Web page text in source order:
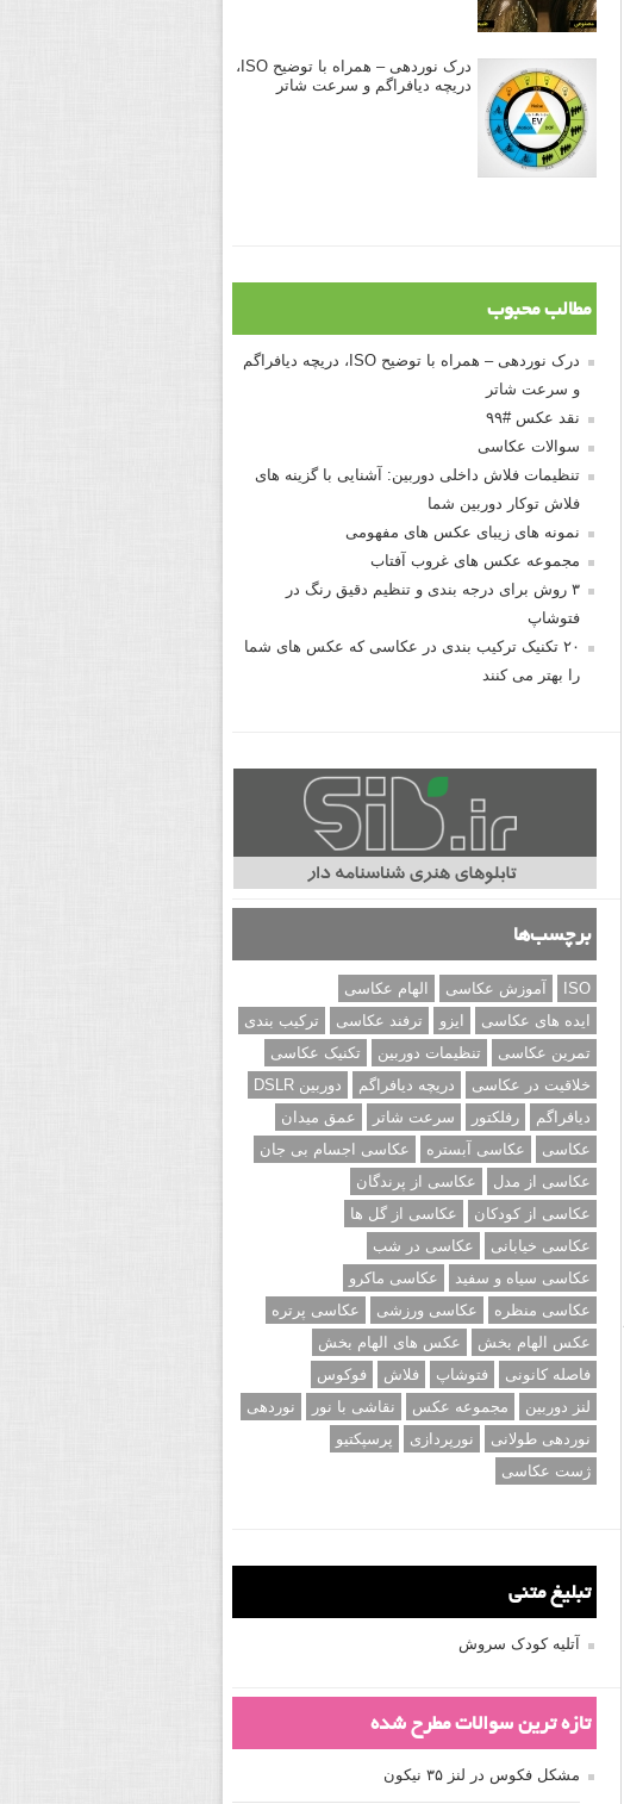
درک نوردهی – همراه با توضیح ISO،
دریچه دیافراگم و سرعت شاتر
مطالب محبوب
درک نوردهی – همراه با توضیح ISO، دریچه دیافراگم
و سرعت شاتر
نقد عکس #۹۹
سوالات عکاسی
تنظیمات فلاش داخلی دوربین: آشنایی با گزینه های
فلاش توکار دوربین شما
نمونه های زیبای عکس های مفهومی
مجموعه عکس های غروب آفتاب
۳ روش برای درجه بندی و تنظیم دقیق رنگ در
فتوشاپ
۲۰ تکنیک ترکیب بندی در عکاسی که عکس های شما
را بهتر می کنند
برچسب‌ها
ISO آموزش عکاسی
الهام عکاسی
ایده های عکاسی
ایزو ترفند عکاسی
ترکیب بندی
تمرین عکاسی
تنظیمات دوربین
تکنیک عکاسی
خلاقیت در عکاسی
دریچه دیافراگم
دوربین DSLR
دیافراگم
رفلکتور سرعت شاتر
عمق میدان
عکاسی
عکاسی آبستره
عکاسی اجسام بی جان
عکاسی از مدل
عکاسی از پرندگان
عکاسی از کودکان
عکاسی از گل ها
عکاسی خیابانی
عکاسی در شب
عکاسی سیاه و سفید
عکاسی ماکرو
عکاسی منظره
عکاسی ورزشی
عکاسی پرتره
عکس الهام بخش
عکس های الهام بخش
فاصله کانونی
فتوشاپ فلاش
فوکوس
لنز دوربین
مجموعه عکس نقاشی با نور
نوردهی
نوردهی طولانی
نورپردازی
پرسپکتیو
ژست عکاسی
تبلیغ متنی
آتلیه کودک سروش
تازه ترین سوالات مطرح شده
مشکل فکوس در لنز ۳۵ نیکون